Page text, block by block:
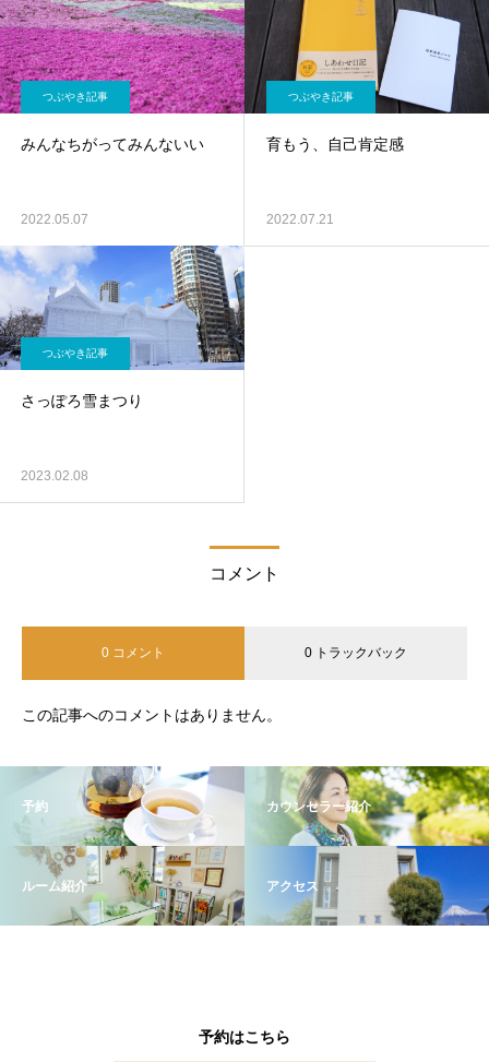
つぶやき記事
みんなちがってみんないい
2022.05.07
つぶやき記事
育もう、自己肯定感
2022.07.21
つぶやき記事
さっぽろ雪まつり
2023.02.08
コメント
0 コメント 0 トラックバック
この記事へのコメントはありません。
予約 カウンセラー紹介
ルーム紹介 アクセス
予約はこちら